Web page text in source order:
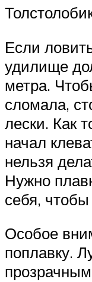
Если
удилище
метра.
сломала,
лески. Как
начал
нельзя
Нужно
себя,
Особое
поплавку.
прозрачным